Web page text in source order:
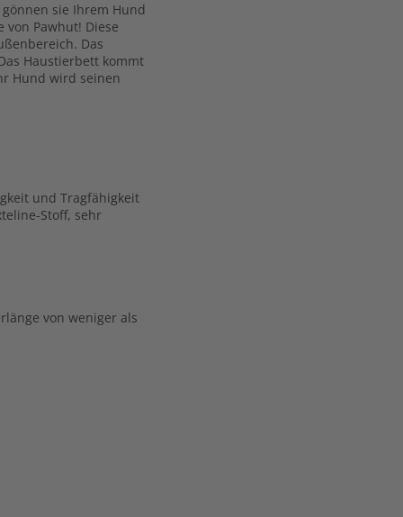
sie Ihrem Hund
Pawhut! Diese
Das
Haustierbett kommt
Hund wird seinen
und Tragfähigkeit
Stoff, sehr
von weniger als